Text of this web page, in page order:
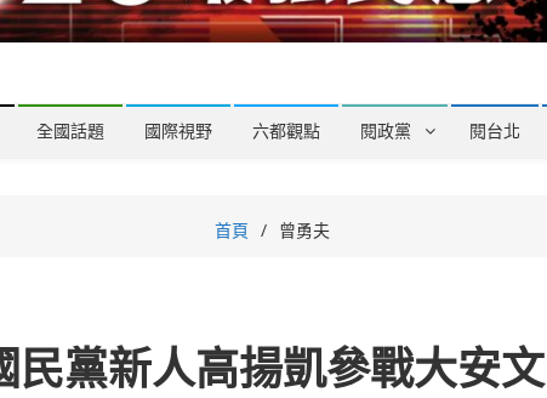
全國話題 國際視野 六都觀點 閱政黨 閱台北
首頁 曾勇夫
民黨新人高揚凱參戰大安文